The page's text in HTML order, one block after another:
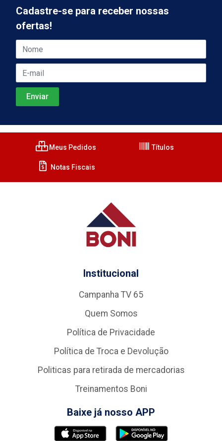
Cadastre-se para receber nossas
ofertas!
Meus Pedidos Títulos
Notas Fiscais
Institucional
Campanha TV 65
Quem Somos
Política de Privacidade
Política de Troca e Devolução
Politicas para retirada de mercadorias
Treinamentos Boni
Baixe já nosso APP